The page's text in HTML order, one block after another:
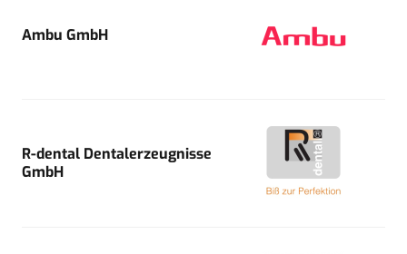
Ambu GmbH
R-dental Dentalerzeugnisse
GmbH